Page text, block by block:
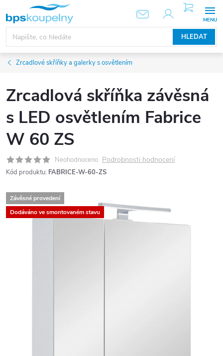
obsah
HLEDAT
NÁKUPNÍ
KOŠÍK
Zrcadlové skříňky a galerky s osvětlením
Zrcadlová skříňka závěsná
s LED osvětlením Fabrice
W 60 ZS
Neohodnoceno Podrobnosti hodnocení
Kód produktu: FABRICE-W-60-ZS
Závěsné provedení
Dodáváno ve smontovaném stavu